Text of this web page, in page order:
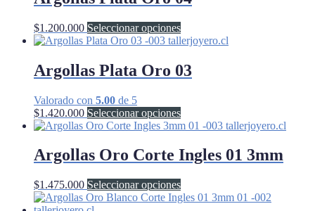
en
la
página
de
variantes.
opciones
se
elegir
en
página
de
producto
$1.200.000 Seleccionar opcionesEste
producto
múltiples
variantes.
se
pueden
en
la
página
de
producto
Argollas Plata Oro 03
Valorado con 5.00 de 5
$1.420.000 Seleccionar opcionesEste
producto
múltiples
variantes.
opciones
se
Argollas Oro Corte Ingles 01 3mm
$1.475.000 Seleccionar opcionesEste
producto